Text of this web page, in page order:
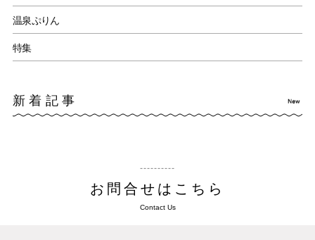
温泉ぷりん
特集
新着記事
お問合せはこちら
Contact Us